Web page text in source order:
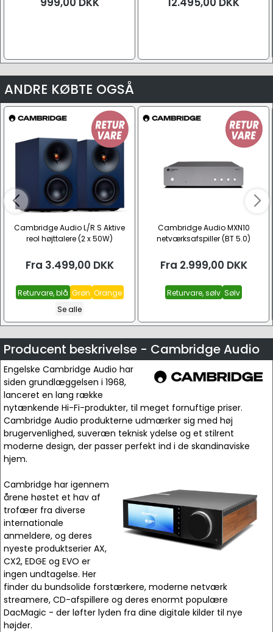
ANDRE KØBTE OGSÅ
Cambridge Audio L/R S Aktive
reol højttalere (2 x 50W)
Fra 3.499,00 DKK
Returvare, blå Grøn Orange
Se alle
Cambridge Audio MXN10
netværksafspiller (BT 5.0)
Fra 2.999,00 DKK
Returvare, sølv Sølv
Producent beskrivelse - Cambridge Audio
Engelske Cambridge Audio har
siden grundlæggelsen i 1968,
lanceret en lang række
nytænkende Hi-Fi-produkter, til meget fornuftige priser.
Cambridge Audio produkterne udmærker sig med høj
brugervenlighed, suveræn teknisk ydelse og et stilrent
moderne design, der passer perfekt ind i de skandinaviske
hjem.
Cambridge har igennem
årene høstet et hav af
trofæer fra diverse
internationale
anmeldere, og deres
nyeste produktserier AX,
CX2, EDGE og EVO er
ingen undtagelse. Her
finder du bundsolide forstærkere, moderne netværk
streamere, CD-afspillere og deres enormt populære
DacMagic - der løfter lyden fra dine digitale kilder til nye
højder.